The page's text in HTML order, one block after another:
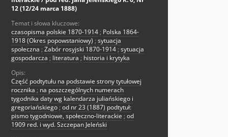
12 (12/24 marca 1888)
Temat i słowa kluczowe:
czasopisma polskie 1870-1914 ; Polska 1864-
1918 (Okres popowstaniowy) ; sytuacja
społeczna ; Zabór rosyjski 1870-1914 ; sytuacja
gospodarcza ; literatura ; historia i krytyka
Opis:
Część podtytułu na podstawie strony tytułowej
rocznika ; na poszczególnych numerach
tygodnika daty wg kalendarza juliańskiego i
gregoriańskiego ; od nr 23 (1887) podtytuł:
pismo tygodniowe, społeczno-literackie ; od
1909 red. i wyd. Szczepan Jeleński